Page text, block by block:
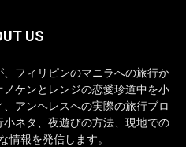
US
フィリピンのマニラへの旅行か
ケンとレンジの恋愛珍道中を小
アンヘレスへの実際の旅行ブロ
ネタ、夜遊びの方法、現地での
情報を発信します。